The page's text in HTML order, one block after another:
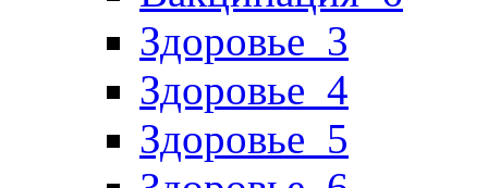
Здоровье_3
Здоровье_4
Здоровье_5